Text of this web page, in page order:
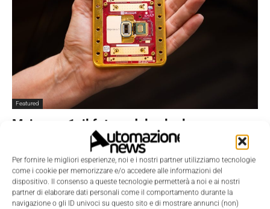
Per fornire le migliori esperienze, noi e i nostri partner utilizziamo tecnologie
come i cookie per memorizzare e/o accedere alle informazioni del
dispositivo. Il consenso a queste tecnologie permetterà a noi e ai nostri
partner di elaborare dati personali come il comportamento durante la
navigazione o gli ID univoci su questo sito e di mostrare annunci (non)
Featured
Majorana 1: il futuro del calcolo
Nicoletta Buora 20 Febbraio 2025